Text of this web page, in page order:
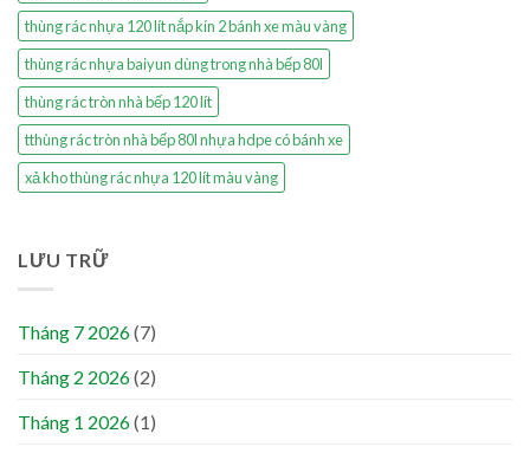
thùng rác nhựa 120 lít nắp kín 2 bánh xe màu vàng
thùng rác nhựa baiyun dùng trong nhà bếp 80l
thùng rác tròn nhà bếp 120 lít
tthùng rác tròn nhà bếp 80l nhựa hdpe có bánh xe
xả kho thùng rác nhựa 120 lít màu vàng
LƯU TRỮ
Tháng 7 2026(7)
Tháng 2 2026(2)
Tháng 1 2026(1)